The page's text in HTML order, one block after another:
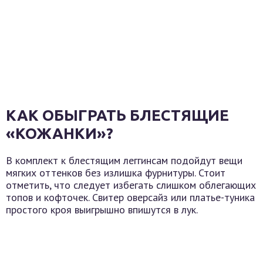
КАК ОБЫГРАТЬ БЛЕСТЯЩИЕ
«КОЖАНКИ»?
В комплект к блестящим леггинсам подойдут вещи
мягких оттенков без излишка фурнитуры. Стоит
отметить, что следует избегать слишком облегающих
топов и кофточек. Свитер оверсайз или платье-туника
простого кроя выигрышно впишутся в лук.